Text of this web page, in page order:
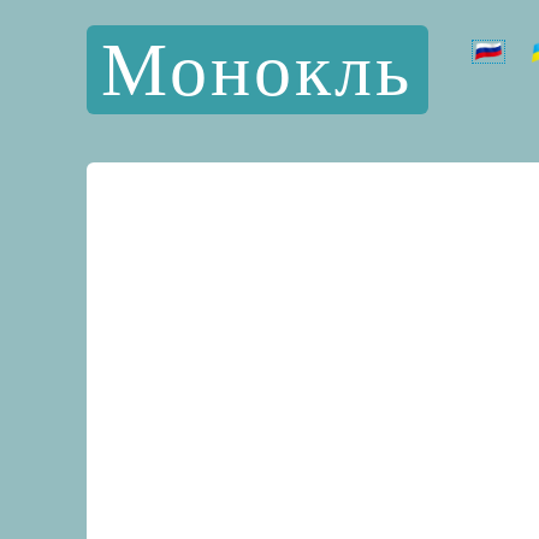
Монокль